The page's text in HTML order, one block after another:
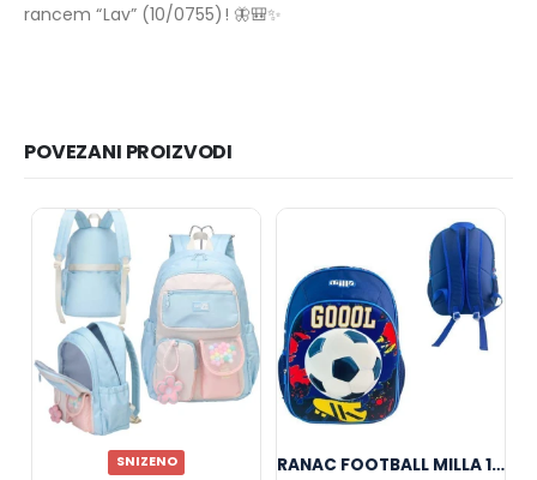
rancem “Lav” (10/0755)! 🦋🎒✨
POVEZANI PROIZVODI
SNIZENO RANAC FOOTBALL MILLA 10/1101